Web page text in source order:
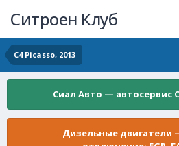
Ситроен Клуб
C4 Picasso, 2013
Сиал Авто — автосервис
Дизельные двигатели